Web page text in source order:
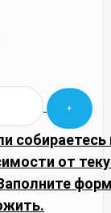
от